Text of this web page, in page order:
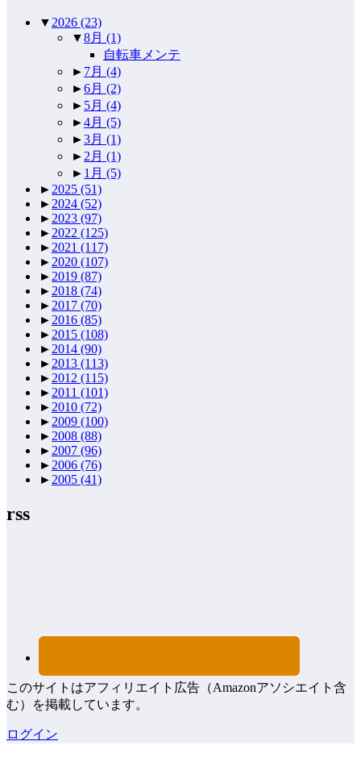
▼ 2026 (23)
▼8月 (1)
自転車メンテ
► 7月 (4)
►6月 (2)
► 5月 (4)
►4月 (5)
►3月 (1)
► 2月 (1)
► 1月 (5)
► 2025 (51)
► 2024 (52)
► 2023 (97)
► 2022 (125)
► 2021 (117)
► 2020 (107)
► 2019 (87)
► 2018 (74)
► 2017 (70)
► 2016 (85)
► 2015 (108)
► 2014 (90)
► 2013 (113)
► 2012 (115)
► 2011 (101)
► 2010 (72)
► 2009 (100)
► 2008 (88)
► 2007 (96)
► 2006 (76)
► 2005 (41)
rss
このサイトはアフィリエイト広告（Amazonアソシエイト含
む）を掲載しています。
ログイン